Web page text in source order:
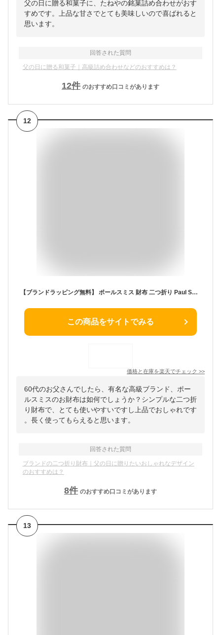
父の日に贈る和菓子に、たねやの銘菓詰め合わせがおす
すめです。上品な甘さでとても美味しいので喜ばれると
思います。
回答された質問
父の日に贈る和菓子｜高級詰め合わせなどのおすすめは？
12件 のおすすめ口コミがあります
12
【ブランドラッピング無料】 ポールスミス 財布 二つ折り Paul Smith ブライトストライププラー SS24 2つ折り財布 553423 P915 小銭入れ メンズ レディース ブランド 正規品 新品 ギフト ホワイトデー プレゼント 男性 実用的 誕生日 ミニ財布 【名入れ可】
この商品をサイトでみる
価格と在庫を楽天でチェック >>
60代のお父さんでしたら、有名な高級ブランド、ポー
ルスミスのお財布は如何でしょうか？シンプルな二つ折
り財布で、とても使いやすいですし上品でおしゃれです
。長く使ってもらえると思います。
回答された質問
ブランドの二つ折り財布｜父の日に贈りたいおしゃれなデザイン
のおすすめは？
8件 のおすすめ口コミがあります
13